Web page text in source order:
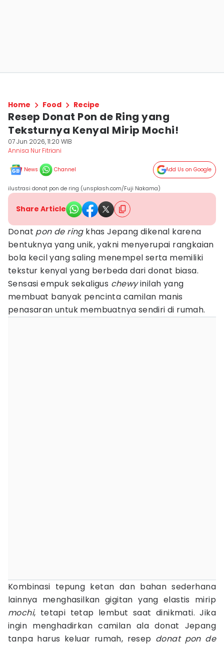
Home Food Recipe
Resep Donat Pon de Ring yang
Teksturnya Kenyal Mirip Mochi!
07 Jun 2026, 11:20 WIB
Annisa Nur Fitriani
News Channel Add Us on Google
ilustrasi donat pon de ring (unsplash.com/Fuji Nakama)
Share Article
Donat pon de ringkhas Jepang dikenal karena
bentuknya yang unik, yakni menyerupai rangkaian
bola kecil yang saling menempel serta memiliki
tekstur kenyal yang berbeda dari donat biasa.
Sensasi empuk sekaligus chewyinilah yang
membuat banyak pencinta camilan manis
penasaran untuk membuatnya sendiri di rumah.
Kombinasi tepung ketan dan bahan sederhana
lainnya menghasilkan gigitan yang elastis mirip
mochi, tetapi tetap lembut saat dinikmati. Jika
ingin menghadirkan camilan ala donat Jepang
tanpa harus keluar rumah, resep donat pon de